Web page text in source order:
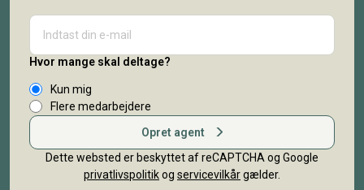
Hvor mange skal deltage?
Kun mig
Flere medarbejdere
Opret agent
Dette websted er beskyttet af reCAPTCHA og Google
privatlivspolitikog servicevilkårgælder.